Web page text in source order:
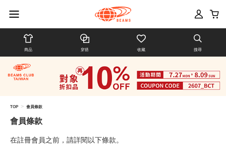
商品 穿搭 收藏 搜尋
TOP > 會員條款
會員條款
在註冊會員之前，請詳閱以下條款。